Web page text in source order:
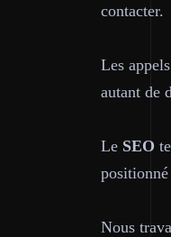
contacter.
Les
autant de
Le SEO
Nous